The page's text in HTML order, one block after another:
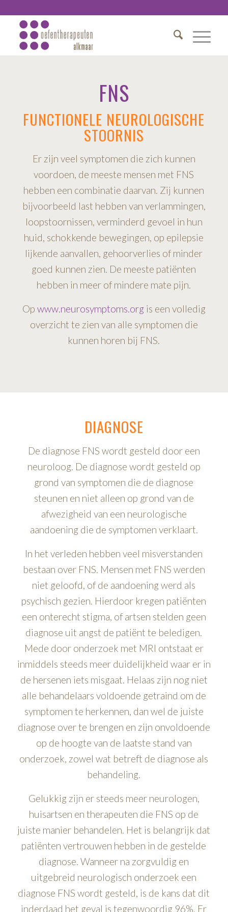
FNS
FUNCTIONELE NEUROLOGISCHE
STOORNIS
Er zijn veel symptomen die zich kunnen
voordoen, de meeste mensen met FNS
hebben een combinatie daarvan. Zij kunnen
bijvoorbeeld last hebben van verlammingen,
loopstoornissen, verminderd gevoel in hun
huid, schokkende bewegingen, op epilepsie
lijkende aanvallen, gehoorverlies of minder
goed kunnen zien. De meeste patiënten
hebben in meer of mindere mate pijn.
Op www.neurosymptoms.org is een volledig
overzicht te zien van alle symptomen die
kunnen horen bij FNS.
DIAGNOSE
De diagnose FNS wordt gesteld door een
neuroloog. De diagnose wordt gesteld op
grond van symptomen die de diagnose
steunen en niet alleen op grond van de
afwezigheid van een neurologische
aandoening die de symptomen verklaart.
In het verleden hebben veel misverstanden
bestaan over FNS. Mensen met FNS werden
niet geloofd, of de aandoening werd als
psychisch gezien. Hierdoor kregen patiënten
een onterecht stigma, of artsen stelden geen
diagnose uit angst de patiënt te beledigen.
Mede door onderzoek met MRI ontstaat er
inmiddels steeds meer duidelijkheid waar er in
de hersenen iets misgaat. Helaas zijn nog niet
alle behandelaars voldoende getraind om de
symptomen te herkennen, dan wel de juiste
diagnose over te brengen en zijn onvoldoende
op de hoogte van de laatste stand van
onderzoek, zowel wat betreft de diagnose als
behandeling.
Gelukkig zijn er steeds meer neurologen,
huisartsen en therapeuten die FNS op de
juiste manier behandelen. Het is belangrijk dat
patiënten vertrouwen hebben in de gestelde
diagnose. Wanneer na zorgvuldig en
uitgebreid neurologisch onderzoek een
diagnose FNS wordt gesteld, is de kans dat dit
inderdaad het geval is tegenwoordig 96%. Er